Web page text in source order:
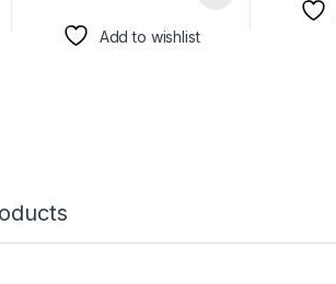
Add to wishlist